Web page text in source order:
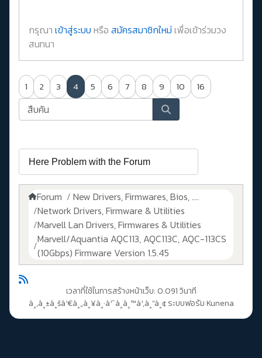
กรุณา เข้าสู่ระบบ หรือ สมัครสมาชิกใหม่ เพื่อเข้าร่วมวง
สนทนา
1 2 3 4 5 6 7 8 9 10 16
Forum
New Drivers, Firmwares, Bios, ....
Network Drivers, Firmware & Utilities
Marvell Lan Drivers, Firmwares & Utilities
Marvell/Aquantia AQC113, AQC113C, AQC-113CS
(10Gbps) Firmware Version 1.5.45
เวลาที่ใช้ในการสร้างหน้าเว็บ: 0.091 วินาที
à¸‚à¸±à¸šà¹€à¸„à¸¥à¸·à¹ˆà¸­à¸™à¹‚à¸”à¸¢ ระบบฟอรัม Kunena